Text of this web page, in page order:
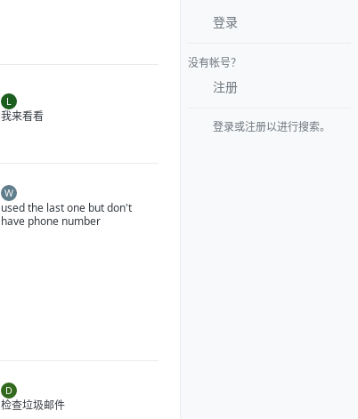
L
我来看看
W
used the last one but don't
have phone number
D
检查垃圾邮件
登录
没有帐号？
注册
登录或注册以进行搜索。